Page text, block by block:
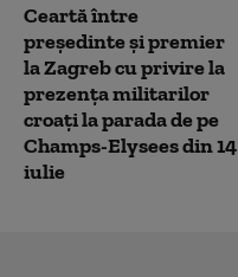
Ceartă între
președinte și premier
la Zagreb cu privire la
prezenţa militarilor
croați la parada de pe
Champs-Elysees din 14
iulie